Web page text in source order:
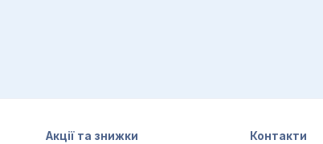
Акції та знижки Контакти